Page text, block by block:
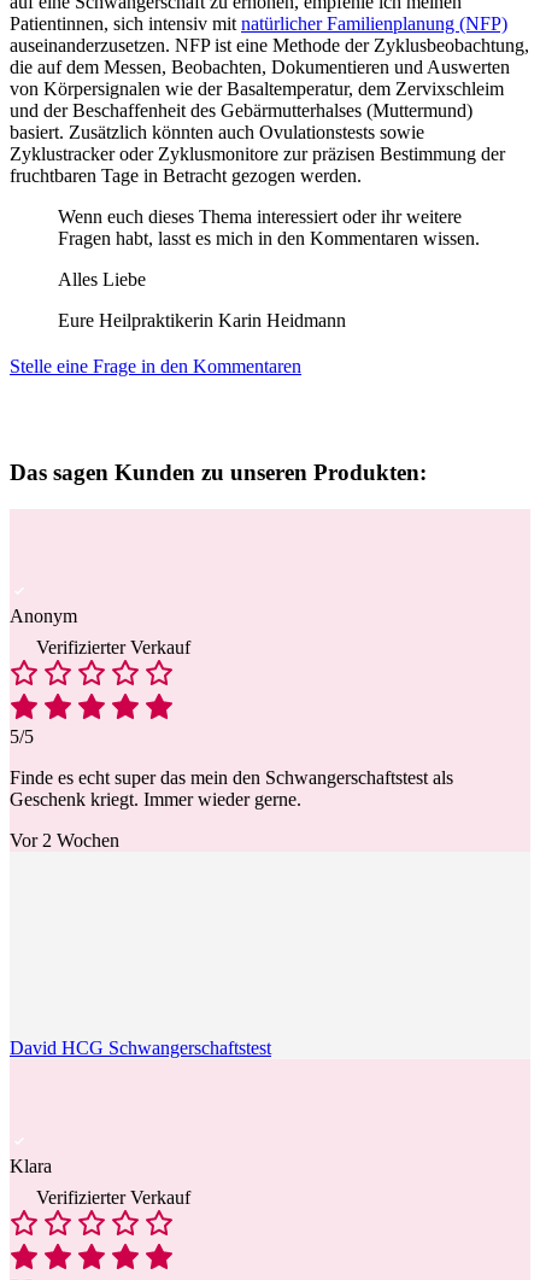
Patientinnen, sich intensiv mit natürlicher Familienplanung (NFP)
auseinanderzusetzen. NFP ist eine Methode der Zyklusbeobachtung,
die auf dem Messen, Beobachten, Dokumentieren und Auswerten
von Körpersignalen wie der Basaltemperatur, dem Zervixschleim
und der Beschaffenheit des Gebärmutterhalses (Muttermund)
basiert. Zusätzlich könnten auch Ovulationstests sowie
Zyklustracker oder Zyklusmonitore zur präzisen Bestimmung der
fruchtbaren Tage in Betracht gezogen werden.
Wenn euch dieses Thema interessiert oder ihr weitere
Fragen habt, lasst es mich in den Kommentaren wissen.
Alles Liebe
Eure Heilpraktikerin Karin Heidmann
Stelle eine Frage in den Kommentaren
Das sagen Kunden zu unseren Produkten:
Anonym
Verifizierter Verkauf
5/5
Finde es echt super das mein den Schwangerschaftstest als
Geschenk kriegt. Immer wieder gerne.
Vor 2 Wochen
David HCG Schwangerschaftstest
Klara
Verifizierter Verkauf